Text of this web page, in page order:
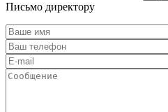
Письмо директору